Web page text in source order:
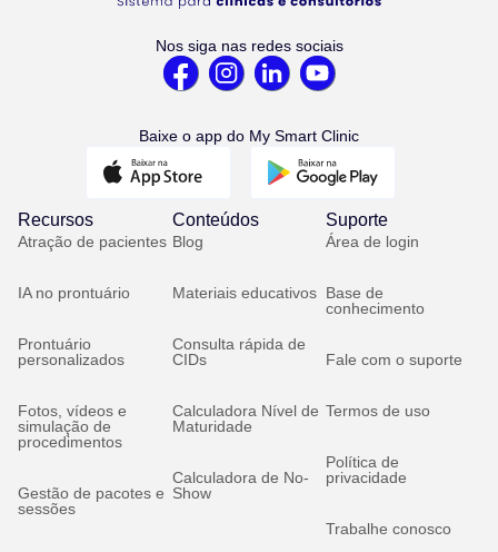
Nos siga nas redes sociais
Baixe o app do My Smart Clinic
Recursos
Atração de pacientes
IA no prontuário
Prontuário
personalizados
Fotos, vídeos e
simulação de
procedimentos
Gestão de pacotes e
sessões
Conteúdos
Blog
Materiais educativos
Consulta rápida de
CIDs
Calculadora Nível de
Maturidade
Calculadora de No-
Show
Suporte
Área de login
Base de
conhecimento
Fale com o suporte
Termos de uso
Política de
privacidade
Trabalhe conosco